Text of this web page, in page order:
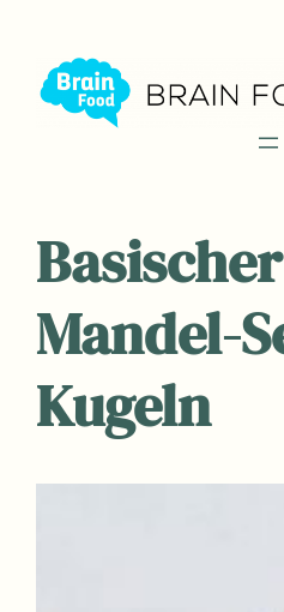
Inhalt
springen
Mandel-
Kugeln